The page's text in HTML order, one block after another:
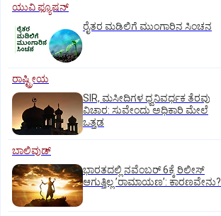
ಯುವಿ ಫ್ಯೂಷನ್
ರೈತರ ಮಡಿಲಿಗೆ ಮುಂಗಾರಿನ ಸಿಂಚನ
ರಾಷ್ಟ್ರೀಯ
SIR, ಮಸೀದಿಗಳ ಧ್ವನಿವರ್ಧಕ ತೆರವು
ವಿಚಾರ: ಸುವೇಂದು ಅಧಿಕಾರಿ ಮೇಲೆ
ಒತ್ತಡ
ಬಾಲಿವುಡ್‌
ಭಾರತದಲ್ಲಿ ನವೆಂಬರ್‌ 6ಕ್ಕೆ ರಿಲೀಸ್‌
ಆಗುತ್ತಿಲ್ಲ ʼರಾಮಾಯಣʼ: ಕಾರಣವೇನು?